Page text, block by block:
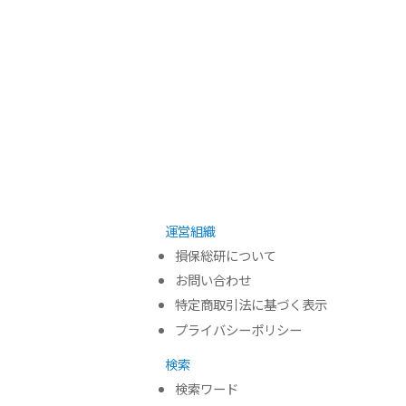
運営組織
損保総研について
お問い合わせ
特定商取引法に基づく表示
プライバシーポリシー
検索
検索ワード